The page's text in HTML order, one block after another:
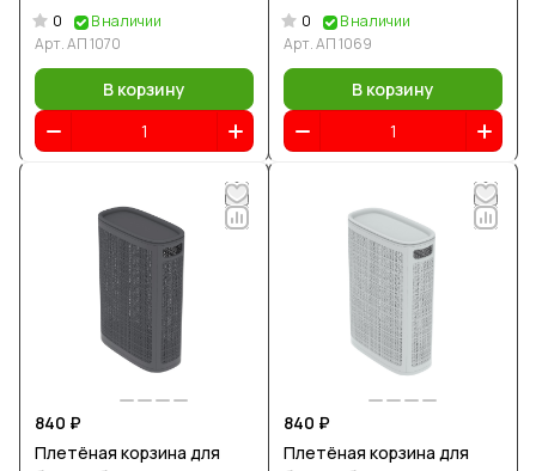
кость
0
В наличии
Арт.АП 1070
В корзину
0
В наличии
Арт.АП 1069
В корзину
840 ₽
Плетёная корзина для
840 ₽
Плетёная корзина для